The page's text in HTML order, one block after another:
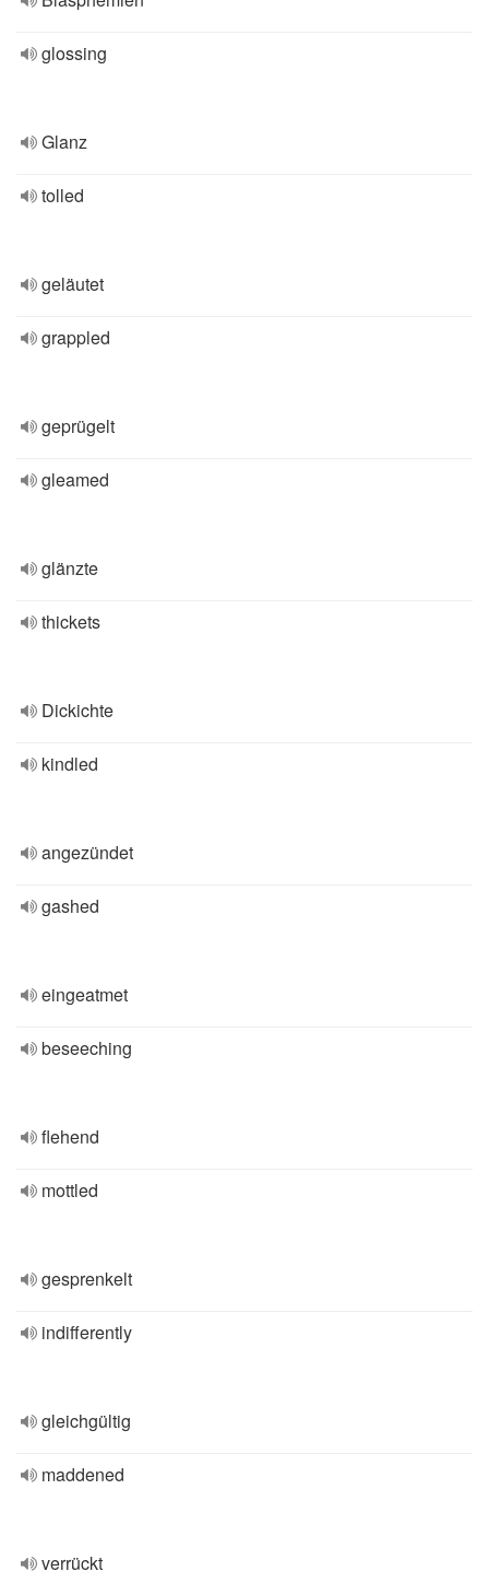
glossing
Glanz
tolled
geläutet
grappled
geprügelt
gleamed
glänzte
thickets
Dickichte
kindled
angezündet
gashed
eingeatmet
beseeching
flehend
mottled
gesprenkelt
indifferently
gleichgültig
maddened
verrückt